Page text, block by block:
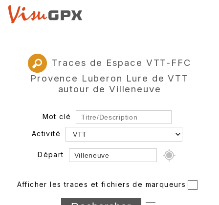
Traces de Espace VTT-FFC
Provence Luberon Lure de VTT
autour de Villeneuve
Mot clé
Activité
Départ
Département
Afficher les traces et fichiers de marqueurs